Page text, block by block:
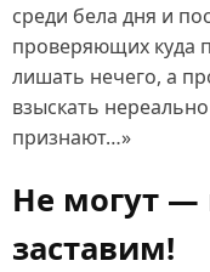
среди бела дня и
проверяющих куда
лишать нечего, а
взыскать
признают…»
Не могут —
заставим!